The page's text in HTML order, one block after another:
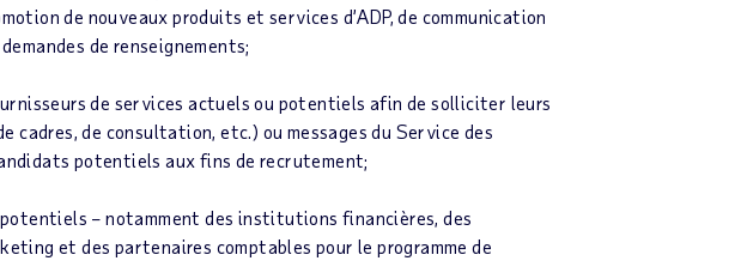
de nouveaux produits et services d’ADP, de communication
de renseignements;
de services actuels ou potentiels afin de solliciter leurs
cadres, de consultation, etc.) ou messages du Service des
potentiels aux fins de recrutement;
– notamment des institutions financières, des
et des partenaires comptables pour le programme de